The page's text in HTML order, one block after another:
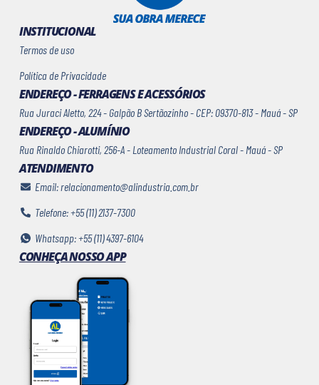
INSTITUCIONAL
Termos de uso
Política de Privacidade
ENDEREÇO - FERRAGENS E ACESSÓRIOS
Rua Juraci Aletto, 224 - Galpão B Sertãozinho - CEP: 09370-813 - Mauá - SP
ENDEREÇO - ALUMÍNIO
Rua Rinaldo Chiarotti, 256-A - Loteamento Industrial Coral - Mauá - SP
ATENDIMENTO
Email: relacionamento@alindustria.com.br
Telefone: +55 (11) 2137-7300
Whatsapp: +55 (11) 4397-6104
CONHEÇA NOSSO APP